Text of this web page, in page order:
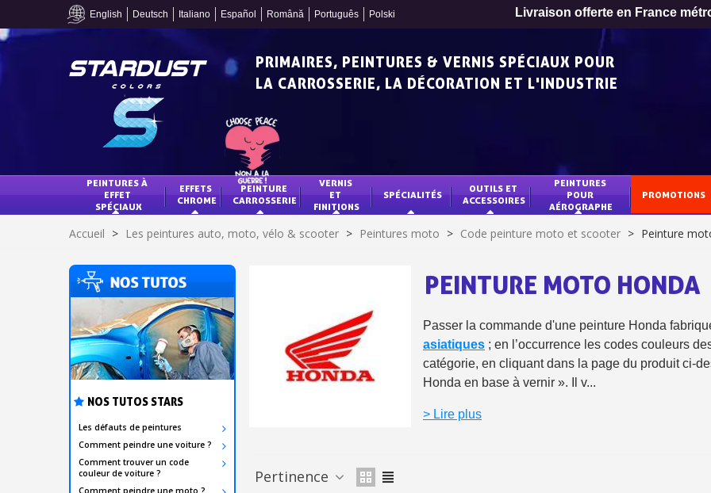
English Deutsch Italiano Español Română Português Polski Livraison offerte en France
Inscription à la
Livraison sous 24
Livraison offerte en France
Paiement en 4x sans
PRIMAIRES, PEINTURES & VERNIS SPÉCIAUX POUR
LA CARROSSERIE, LA DÉCORATION ET L'INDUSTRIE
PEINTURES À
EFFET
SPÉCIAUX
EFFETS
CHROME
PEINTURE
CARROSSERIE
VERNIS
ET
FINITIONS
SPÉCIALITÉS
OUTILS ET
ACCESSOIRES
PEINTURES
POUR
AÉROGRAPHE
PROMOTIONS
Accueil > Les peintures auto, moto, vélo & scooter > Peintures moto > Code peinture moto et scooter > Peinture
NOS TUTOS STARS
Les défauts de peintures
Comment peindre une voiture ?
Comment trouver un code
couleur de voiture ?
Comment peindre une moto ?
PEINTURE MOTO HONDA
Passer la commande d'une peinture Honda
asiatiques ; en l’occurrence les codes couleurs
catégorie, en cliquant dans la page du produit ci-
Honda en base à vernir ». Il v...
> Lire plus
Pertinence